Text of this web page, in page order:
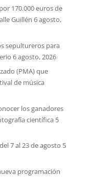
170.000 euros de
Guillén 6 agosto,
sepultureros para
6 agosto, 2026
(PMA) que
de música
los ganadores
científica 5
7 al 23 de agosto 5
programación